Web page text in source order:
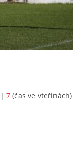
| 7 (čas ve vteřinách)